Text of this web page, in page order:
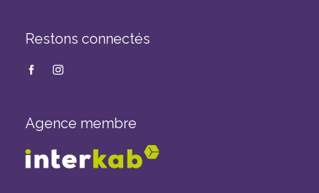
Restons connectés
Agence membre